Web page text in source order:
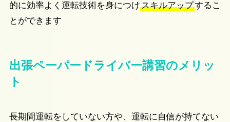
的に効率よく運転技術を身につけスキルアップするこ
とができます
出張ペーパードライバー講習のメリッ
ト
長期間運転をしていない方や、運転に自信が持てない